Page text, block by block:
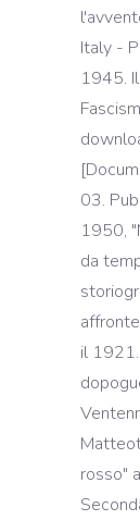
Italy -
1945.
03.
1950,
da
il
rosso"